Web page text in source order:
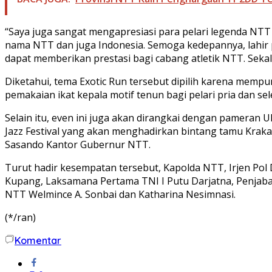
“Saya juga sangat mengapresiasi para pelari legenda
nama NTT dan juga Indonesia. Semoga kedepannya,
dapat memberikan prestasi bagi cabang atletik NTT.
Diketahui, tema Exotic Run tersebut dipilih karena
pemakaian ikat kepala motif tenun bagi pelari pria dan
Selain itu, even ini juga akan dirangkai dengan pameran
Jazz Festival yang akan menghadirkan bintang tamu
Sasando Kantor Gubernur NTT.
Turut hadir kesempatan tersebut, Kapolda NTT, Irjen
Kupang, Laksamana Pertama TNI I Putu Darjatna,
NTT Welmince A. Sonbai dan Katharina Nesimnasi.
(*/ran)
Komentar